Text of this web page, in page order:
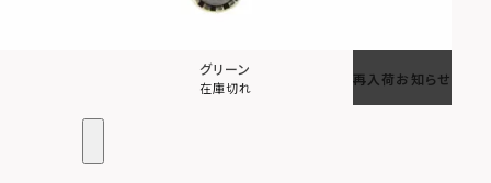
グリーン
在庫切れ
再入荷お知らせ